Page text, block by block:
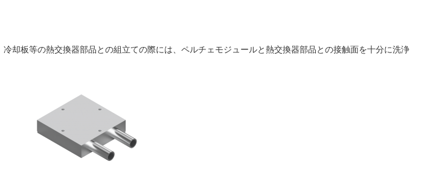
却板等の熱交換器部品との組立ての際には、ペルチェモジュールと熱交換器部品との接触面を十分に洗浄